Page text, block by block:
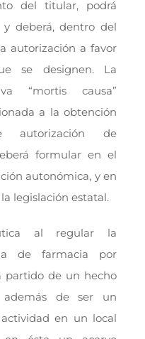
del titular, podrá
deberá, dentro del
autorización a favor
se designen. La
“mortis causa”
a la obtención
autorización de
formular en el
autonómica, y en
legislación estatal.
al regular la
de farmacia por
partido de un hecho
además de ser un
en un local